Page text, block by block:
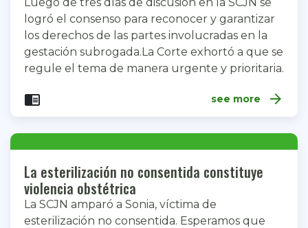
logró el consenso para reconocer y garantizar
los derechos de las partes involucradas en la
gestación subrogada.La Corte exhortó a que se
regule el tema de manera urgente y prioritaria.
chrome_reader_mode see more arrow_forward
La esterilización no consentida constituye
violencia obstétrica
La SCJN amparó a Sonia, víctima de
esterilización no consentida. Esperamos que